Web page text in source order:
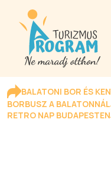
BALATONI BOR ÉS
BORBUSZ A BALATONNÁL
RETRO NAP BUDAPESTEN